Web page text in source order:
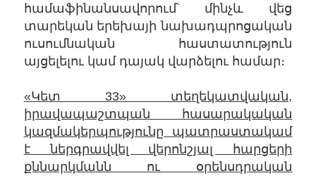
համաֆինանսավորում՝ մինչև վեց
տարեկան երեխայի նախադպրոցական
ուսումնական հաստատություն
այցելելու կամ դայակ վարձելու համար։
«Կետ 33» տեղեկատվական,
իրավապաշտպան հասարակական
կազմակերպությունը պատրաստակամ
է ներգրավվել վերոնշյալ հարցերի
քննարկմանն ու օրենսդրական